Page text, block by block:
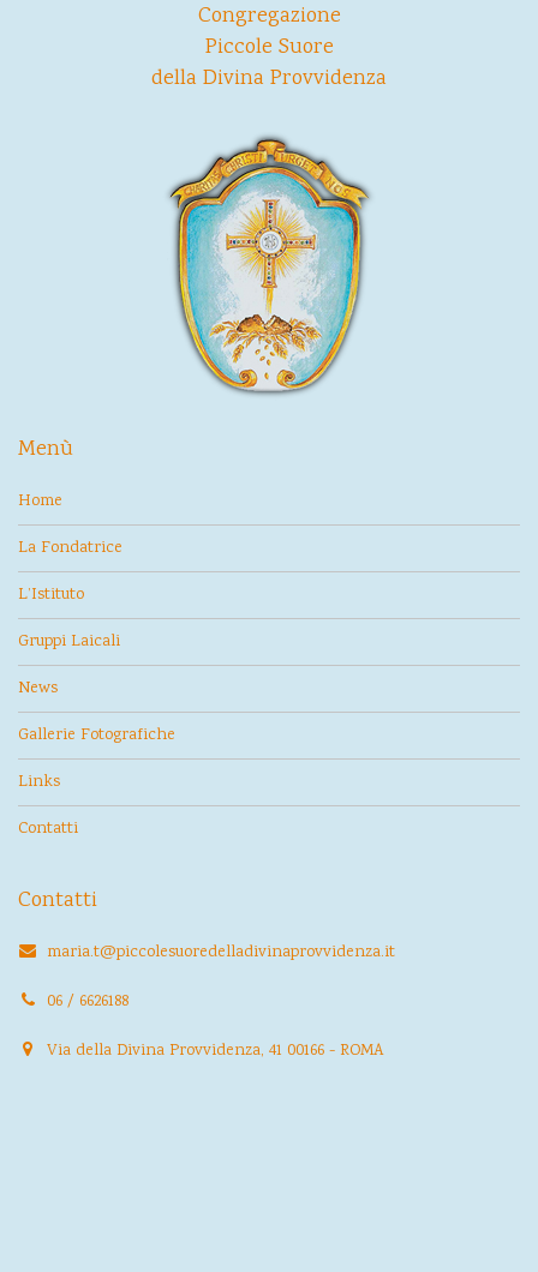
Congregazione
Piccole Suore
della Divina Provvidenza
Menù
Home
La Fondatrice
L’Istituto
Gruppi Laicali
News
Gallerie Fotografiche
Links
Contatti
Contatti
maria.t@piccolesuoredelladivinaprovvidenza.it
06 / 6626188
Via della Divina Provvidenza, 41 00166 - ROMA